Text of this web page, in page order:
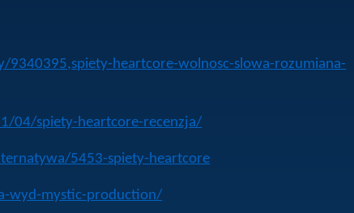
heartcore-wolnosc-slowa-rozumiana-
04/spiety-heartcore-recenzja/
5453-spiety-heartcore
wyd-mystic-production/